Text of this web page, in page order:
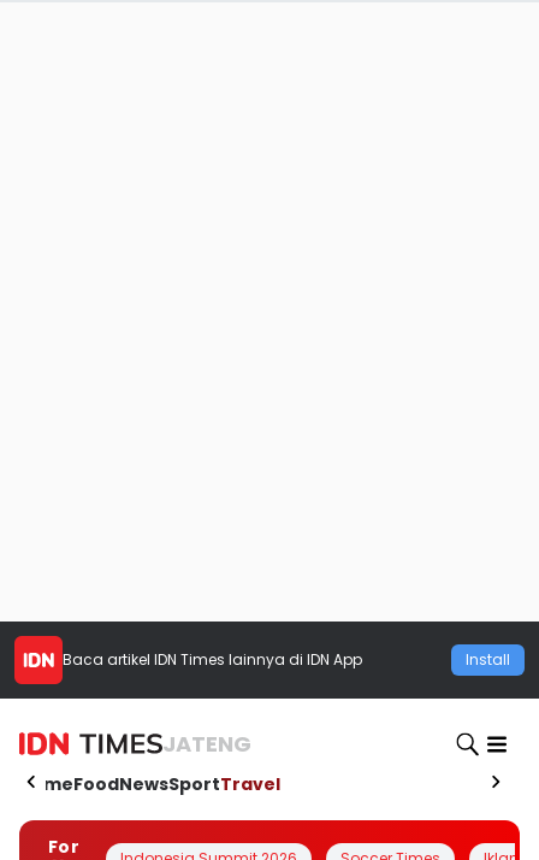
Baca artikel IDN Times lainnya di IDN App Install
JATENG
HomeFoodNewsSportTravel
For